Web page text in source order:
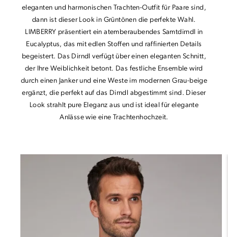
eleganten und harmonischen Trachten-Outfit für Paare sind,
dann ist dieser Look in Grüntönen die perfekte Wahl.
LIMBERRY präsentiert ein atemberaubendes Samtdirndl in
Eucalyptus, das mit edlen Stoffen und raffinierten Details
begeistert. Das Dirndl verfügt über einen eleganten Schnitt,
der Ihre Weiblichkeit betont. Das festliche Ensemble wird
durch einen Janker und eine Weste im modernen Grau-beige
ergänzt, die perfekt auf das Dirndl abgestimmt sind. Dieser
Look strahlt pure Eleganz aus und ist ideal für elegante
Anlässe wie eine Trachtenhochzeit.